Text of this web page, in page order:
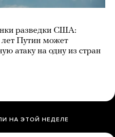
разведки США:
Путин может
атаку на одну из стран
НА ЭТОЙ НЕДЕЛЕ